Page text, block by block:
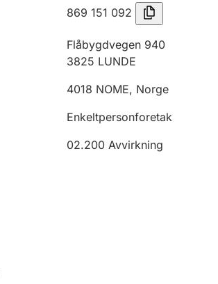
869 151 092
Flåbygdvegen 940
3825 LUNDE
4018 NOME, Norge
Enkeltpersonforetak
02.200 Avvirkning